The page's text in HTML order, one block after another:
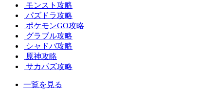
モンスト攻略
パズドラ攻略
ポケモンGO攻略
グラブル攻略
シャドバ攻略
原神攻略
サカパズ攻略
一覧を見る